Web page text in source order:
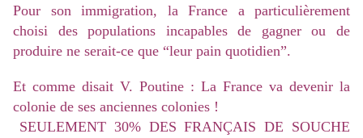
Pour son immigration, la France a particulièrement
choisi des populations incapables de gagner ou de
produire ne serait-ce que “leur pain quotidien”.
Et comme disait V. Poutine : La France va devenir la
colonie de ses anciennes colonies !
SEULEMENT 30% DES FRANÇAIS DE SOUCHE